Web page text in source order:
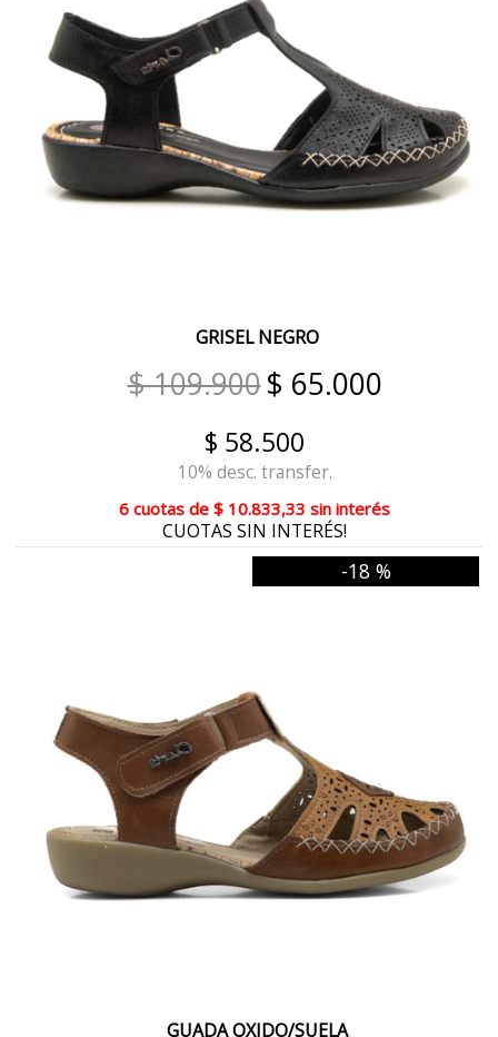
SUELA/NEGRO/ARENA
NEGRO/ANTILOPE
NUDE/MARFIL/BLANCO
PELTRE/PLATA/ROSE
AVESTRUZ BEIGE
AVESTRUZ SUELA
IGUANA BRONCE
RAYADO
RAYA BLANCA
OXIDO/BRONCE
CUOIO/PLATINO
NEGRO/SIROCCO NEGRO
TOSTADO
SAVIA
GRISEL NEGRO
$ 109.900$ 65.000
$ 58.500
10% desc. transfer.
6 cuotas de $ 10.833,33 sin interés
CUOTAS SIN INTERÉS!
-18 %
GUADA OXIDO/SUELA